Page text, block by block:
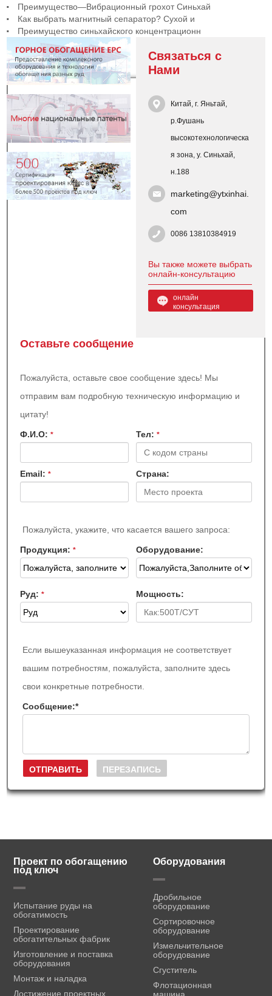
Преимущество—Вибрационный грохот Синьхай
Как выбрать магнитный сепаратор? Сухой и
Преимущество синьхайского концентрационн
Связаться с
Нами
Китай, г. Яньтай,
р.Фушань
высокотехнологическа
я зона, у. Синьхай,
н.188
marketing@ytxinhai.
com
0086 13810384919
Вы также можете выбрать
онлайн-консультацию
онлайн
консультация
Оставьте сообщение
Пожалуйста, оставьте свое сообщение здесь! Мы
отправим вам подробную техническую информацию и
цитату!
Ф.И.О:* Teл: *
Email:* Страна:
Пожалуйста, укажите, что касается вашего запроса:
Продукция:* Оборудование:
Руд:* Мощность:
Если вышеуказанная информация не соответствует
вашим потребностям, пожалуйста, заполните здесь
свои конкретные потребности.
Сообщение:*
Проект по обогащению
под ключ
Испытание руды на
обогатимость
Проектирование
обогатительных фабрик
Изготовление и поставка
оборудования
Монтаж и наладка
Достижение проектных
Оборудования
Дробильное
оборудование
Сортировочное
оборудование
Измельчительное
оборудование
Сгуститель
Флотационная